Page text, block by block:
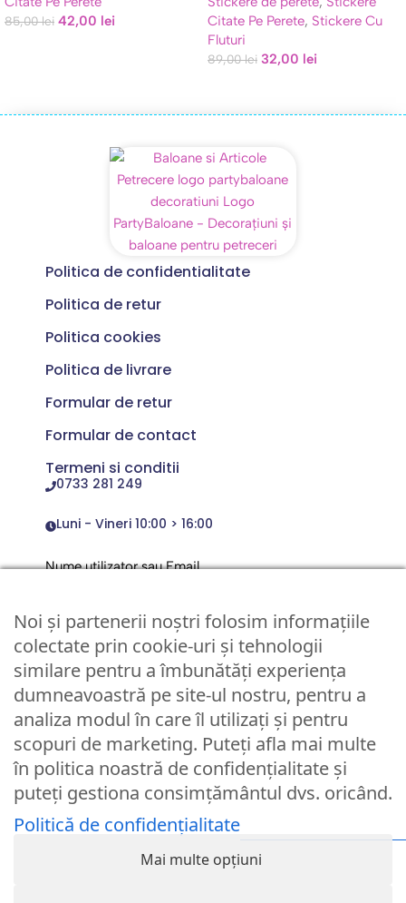
85,00lei 42,00 lei
Citate Pe Perete, Stickere Cu
Fluturi
89,00lei 32,00 lei
Politica de confidentialitate
Politica de retur
Politica cookies
Politica de livrare
Formular de retur
Formular de contact
Termeni si conditii
0733 281 249
Luni - Vineri 10:00 > 16:00
Nume utilizator sau Email
Parola
Remember Me
Logare
Lost your password?
© Partybaloane.ro - Toate drepturile rezervate. ™
Noi și partenerii noștri folosim informațiile
colectate prin cookie-uri și tehnologii
similare pentru a îmbunătăți experiența
dumneavoastră pe site-ul nostru, pentru a
analiza modul în care îl utilizați și pentru
scopuri de marketing. Puteți afla mai multe
în politica noastră de confidențialitate și
puteți gestiona consimțământul dvs. oricând.
Politică de confidențialitate
Mai multe opțiuni